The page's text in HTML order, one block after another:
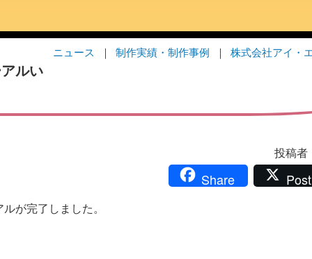
ニュース 制作実績・制作事例 株式会社アイ・
ルい
投稿者
Share Post
が完了しました。